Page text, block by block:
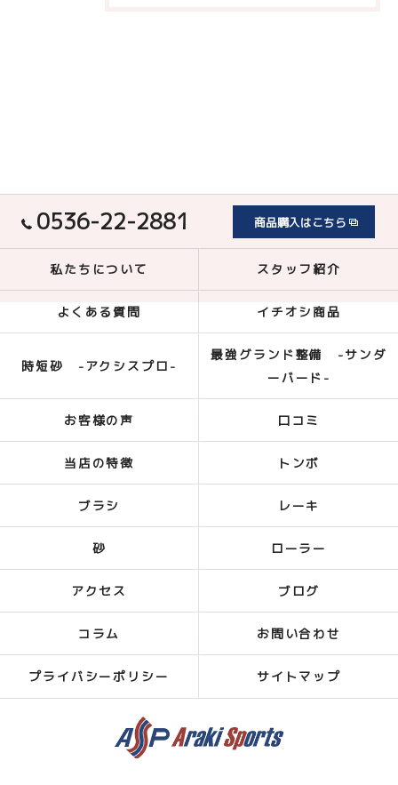
0536-22-2881 商品購入はこちら
私たちについて スタッフ紹介
よくある質問 イチオシ商品
時短砂 -アクシスプロ-
最強グランド整備 -サンダ
ーバード-
お客様の声 口コミ
当店の特徴 トンボ
ブラシ レーキ
砂 ローラー
アクセス ブログ
コラム お問い合わせ
プライバシーポリシー サイトマップ